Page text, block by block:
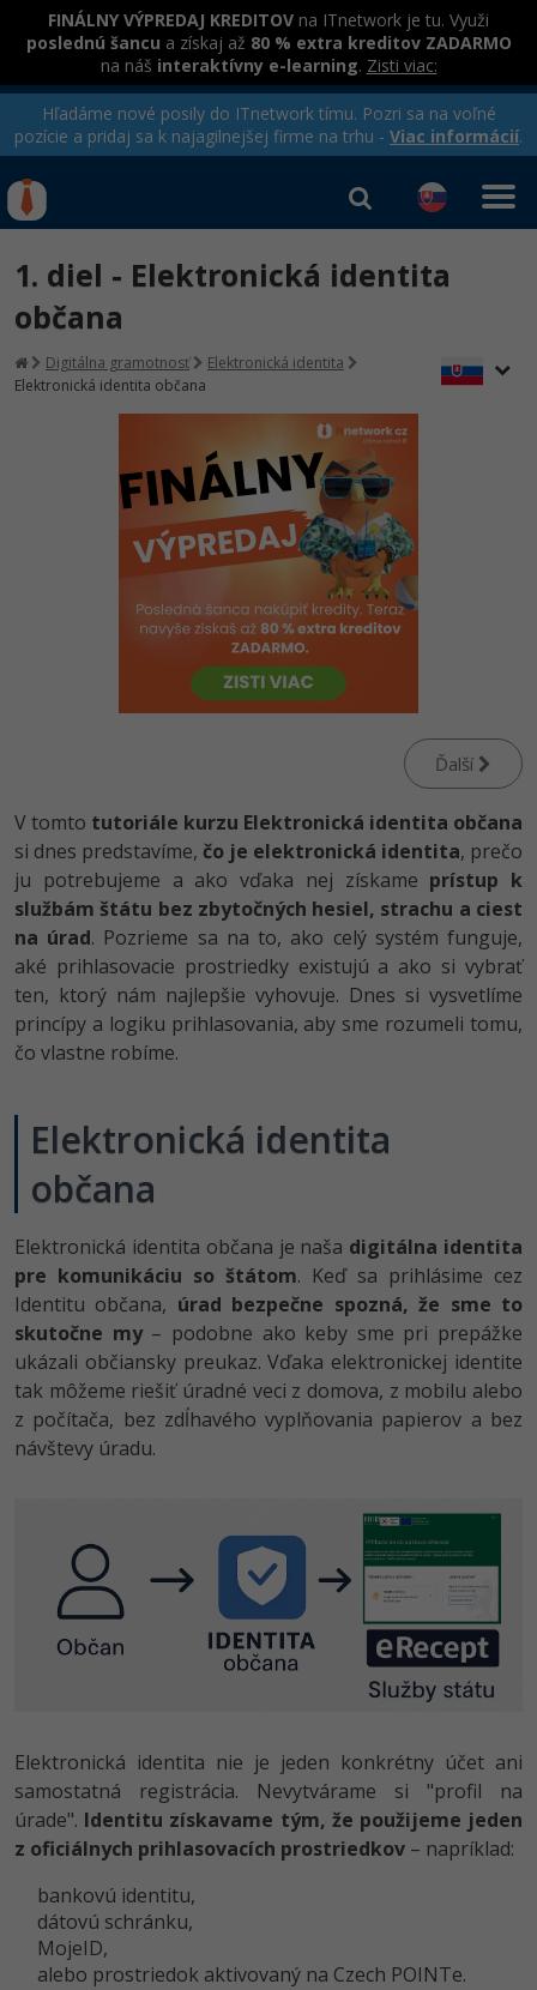
FINÁLNY VÝPREDAJ KREDITOV na ITnetwork je tu. Využi
poslednú šancu a získaj až 80 % extra kreditov ZADARMO
na náš interaktívny e-learning. Zisti viac:
Hľadáme nové posily do ITnetwork tímu. Pozri sa na voľné
pozície a pridaj sa k najagilnejšej firme na trhu - Viac informácií.
hradené úradom práce
Kurzy programovania
Ako začať?
C# .NET -80%
Python -80%
JavaScript -80%
Kotlin
Céčko
VB.NET
SQL
-80%
Algoritmy -41%
Umelá inteligencia
Pre deti
Viac
Fórum
Kurzy e-commerce
Testovanie softvéru
Marketing -30%
WordPress
SEO -30%
MS Office -80%
Google Dokumenty
Time management
Fórum
Siete
Kybernetická bezpečnost
Elektronický podpis
Windows
Kurzy dizajnu
HTML/CSS -80%
Photoshop -80%
Adobe Illustrator -80%
Adobe Lightroom -30%
Adobe After Effects
Blender -80%
Inkscape
Fotografovanie -80%
Ostatné
Fórum
Blog
Prihlásiť sa Registrovať
1. diel - Elektronická identita
občana
Digitálna gramotnosť
Elektronická identita
Elektronická identita občana
Ďalší
V tomto tutoriále kurzu Elektronická identita občana
si dnes predstavíme, čo je elektronická identita, prečo
ju potrebujeme a ako vďaka nej získame prístup k
službám štátu bez zbytočných hesiel, strachu a ciest
na úrad. Pozrieme sa na to, ako celý systém funguje,
aké prihlasovacie prostriedky existujú a ako si vybrať
ten, ktorý nám najlepšie vyhovuje. Dnes si vysvetlíme
princípy a logiku prihlasovania, aby sme rozumeli tomu,
čo vlastne robíme.
Elektronická identita
občana
Elektronická identita občana je naša digitálna identita
pre komunikáciu so štátom. Keď sa prihlásime cez
Identitu občana, úrad bezpečne spozná, že sme to
skutočne my– podobne ako keby sme pri prepážke
ukázali občiansky preukaz. Vďaka elektronickej identite
tak môžeme riešiť úradné veci z domova, z mobilu alebo
z počítača, bez zdĺhavého vyplňovania papierov a bez
návštevy úradu.
Elektronická identita nie je jeden konkrétny účet ani
samostatná registrácia. Nevytvárame si "profil na
úrade". Identitu získavame tým, že použijeme jeden
z oficiálnych prihlasovacích prostriedkov – napríklad:
bankovú identitu,
dátovú schránku,
MojeID,
alebo prostriedok aktivovaný na Czech POINTe.